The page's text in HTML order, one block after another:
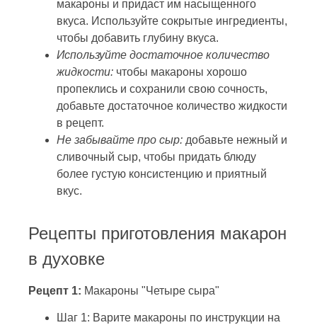
макароны и придаст им насыщенного
вкуса. Используйте сокрытые ингредиенты,
чтобы добавить глубину вкуса.
Используйте достаточное количество
жидкости: чтобы макароны хорошо
пропеклись и сохранили свою сочность,
добавьте достаточное количество жидкости
в рецепт.
Не забывайте про сыр: добавьте нежный и
сливочный сыр, чтобы придать блюду
более густую консистенцию и приятный
вкус.
Рецепты приготовления макарон
в духовке
Рецепт 1: Макароны "Четыре сыра"
Шаг 1: Варите макароны по инструкции на